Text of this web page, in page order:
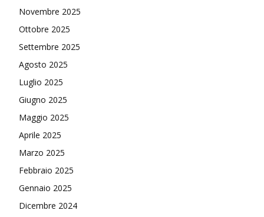
Novembre 2025
Ottobre 2025
Settembre 2025
Agosto 2025
Luglio 2025
Giugno 2025
Maggio 2025
Aprile 2025
Marzo 2025
Febbraio 2025
Gennaio 2025
Dicembre 2024